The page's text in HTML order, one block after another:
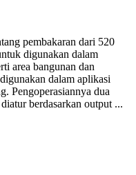
pembakaran dari 520
digunakan dalam
area bangunan dan
dalam aplikasi
Pengoperasiannya dua
berdasarkan output ...